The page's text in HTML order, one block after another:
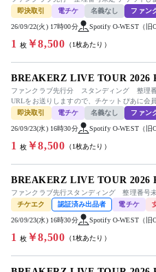
即決取引
電チケ 名義なし ファン
26/09/22(火) 17時00分 Spotify O-WEST（旧
1 枚￥8,500 （1枚あたり）
BREAKERZ LIVE TOUR 2026
ファンクラブ先行分 スタンディング 整理
URLをお送りしますので、チケットぴあに会
即決取引
電チケ 名義なし ファン
26/09/23(水) 16時30分 Spotify O-WEST（旧
1 枚￥8,500 （1枚あたり）
BREAKERZ LIVE TOUR 2026
ファンクラブ先行スタンディング 整理番号
チケエク
認証済み出品者 電チケ
26/09/23(水) 16時30分 Spotify O-WEST（旧
1 枚￥8,500 （1枚あたり）